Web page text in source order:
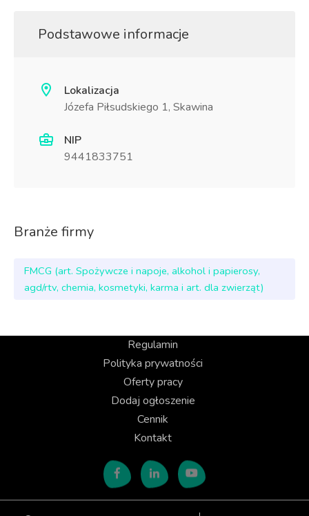
Podstawowe informacje
Lokalizacja
Józefa Piłsudskiego 1, Skawina
NIP
9441833751
Branże firmy
FMCG (art. Spożywcze i napoje, alkohol i papierosy,
agd/rtv, chemia, kosmetyki, karma i art. dla zwierząt)
Regulamin
Polityka prywatności
Oferty pracy
Dodaj ogłoszenie
Cennik
Kontakt